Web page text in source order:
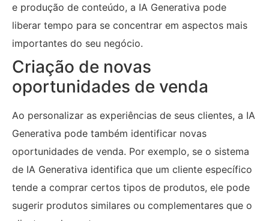
e produção de conteúdo, a IA Generativa pode
liberar tempo para se concentrar em aspectos mais
importantes do seu negócio.
Criação de novas
oportunidades de venda
Ao personalizar as experiências de seus clientes, a IA
Generativa pode também identificar novas
oportunidades de venda. Por exemplo, se o sistema
de IA Generativa identifica que um cliente específico
tende a comprar certos tipos de produtos, ele pode
sugerir produtos similares ou complementares que o